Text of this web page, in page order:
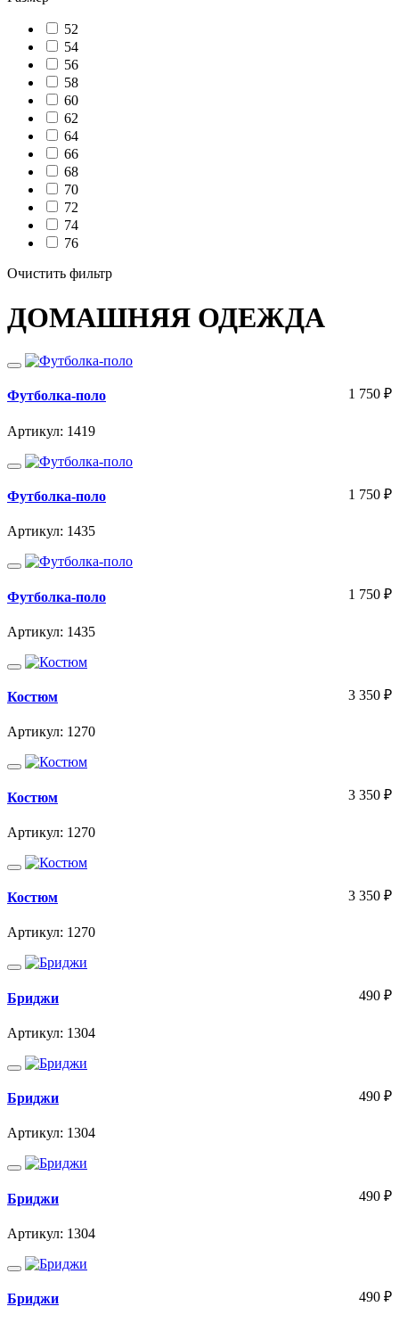
52
54
56
58
60
62
64
66
68
70
72
74
76
Очистить фильтр
ДОМАШНЯЯ ОДЕЖДА
Футболка-поло
Артикул: 1419
1 750 ₽
Футболка-поло
Артикул: 1435
1 750 ₽
Футболка-поло
Артикул: 1435
1 750 ₽
Костюм
Артикул: 1270
3 350 ₽
Костюм
Артикул: 1270
3 350 ₽
Костюм
Артикул: 1270
3 350 ₽
Бриджи
Артикул: 1304
490 ₽
Бриджи
Артикул: 1304
490 ₽
Бриджи
Артикул: 1304
490 ₽
Бриджи 490 ₽